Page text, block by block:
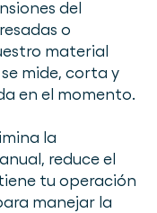
del
o
material
mide, corta y
en el momento.
la
reduce el
tu operación
manejar la